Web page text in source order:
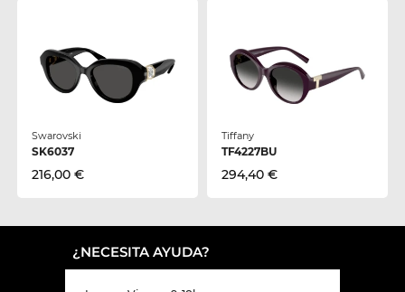
Swarovski
SK6037
216,00 €
Tiffany
TF4227BU
294,40 €
¿NECESITA AYUDA?